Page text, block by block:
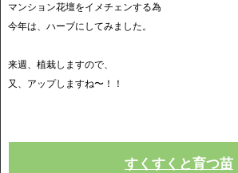
マンション花壇をイメチェンする為
今年は、ハーブにしてみました。
来週、植栽しますので、
又、アップしますね〜！！
すくすくと育つ苗